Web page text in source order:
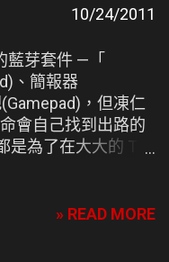
10/24/2011
藍芽套件 —「
、簡報器
，但凍仁
會自己找到出路的
為了在大大的 TV
» READ MORE